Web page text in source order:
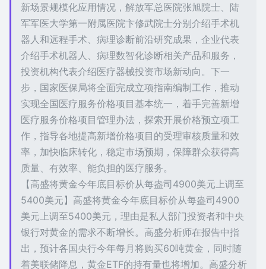
新场景规模化应用情况，解放军总医院张旭院士、陆
军军医大学第一附属医院卞修武院士分别介绍手术机
器人和远程手术、病理诊断前沿研究成果，企业代表
介绍手术机器人、病理数智化诊断相关产品和服务，
投资机构代表介绍医疗器械投资市场新动向。下一
步，国家医保局将全面完成立项指南编制工作，推动
实现全国医疗服务价格项目基本统一，着手完善新增
医疗服务价格项目管理办法，探索开展价格预立项工
作，指导各地提高新增价格项目的受理审核质量和效
率，加快临床转化，稳定市场预期，保障群众获得高
质量、有效率、能负担的医疗服务。
【高盛将黄金今年底目标价从每盎司4900美元上调至
5400美元】高盛将黄金今年底目标价从每盎司4900
美元上调至5400美元，理由是私人部门投资者和中央
银行对黄金的需求不断增长。高盛分析师在报告中指
出，预计各国央行今年每月将购买60吨黄金，同时随
着美联储降息，黄金ETF的持有量也将增加。高盛分析